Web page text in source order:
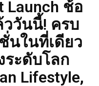
Launch ช้อ
วันนี้! ครบ
นในที่เดียว
ะดับโลก
Lifestyle,